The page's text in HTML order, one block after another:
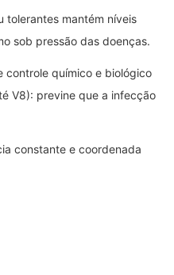
tolerantes mantém níveis
sob pressão das doenças.
controle químico e biológico
V8): previne que a infecção
constante e coordenada